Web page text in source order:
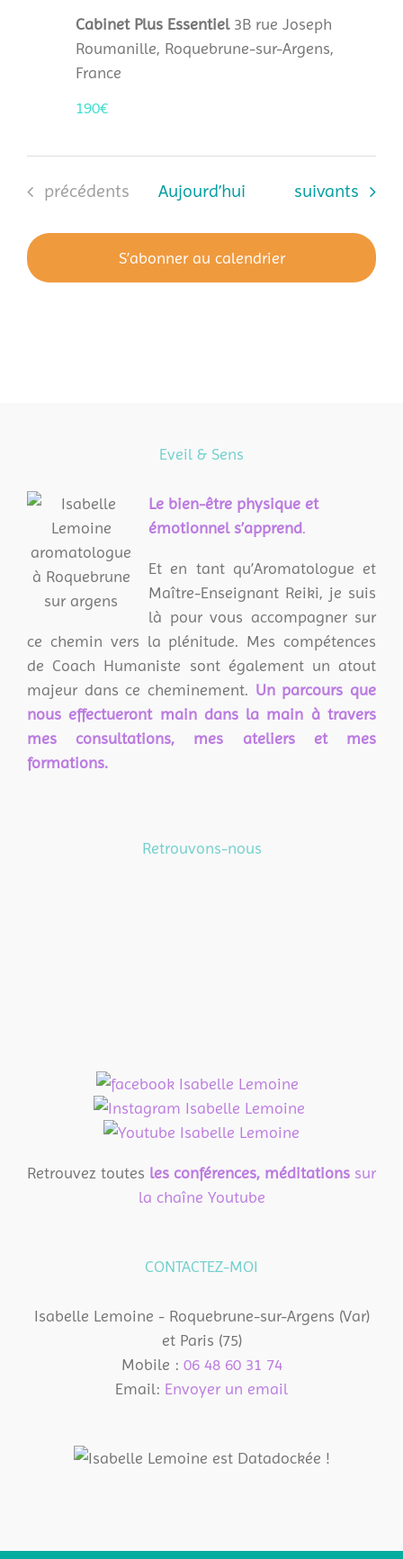
Cabinet Plus Essentiel 3B rue Joseph
Roumanille, Roquebrune-sur-Argens,
France
190€
Évènements
précédents Aujourd’hui Évènements
suivants
S’abonner au calendrier
Eveil & Sens
Le bien-être physique et
émotionnel s’apprend.
Et en tant qu’Aromatologue et
Maître-Enseignant Reiki, je suis
là pour vous accompagner sur
ce chemin vers la plénitude. Mes compétences
de Coach Humaniste sont également un atout
majeur dans ce cheminement. Un parcours que
nous effectueront main dans la main à travers
mes consultations, mes ateliers et mes
formations.
Retrouvons-nous
Retrouvez toutes les conférences, méditations sur
la chaîne Youtube
CONTACTEZ-MOI
Isabelle Lemoine - Roquebrune-sur-Argens (Var)
et Paris (75)
Mobile : 06 48 60 31 74
Email: Envoyer un email